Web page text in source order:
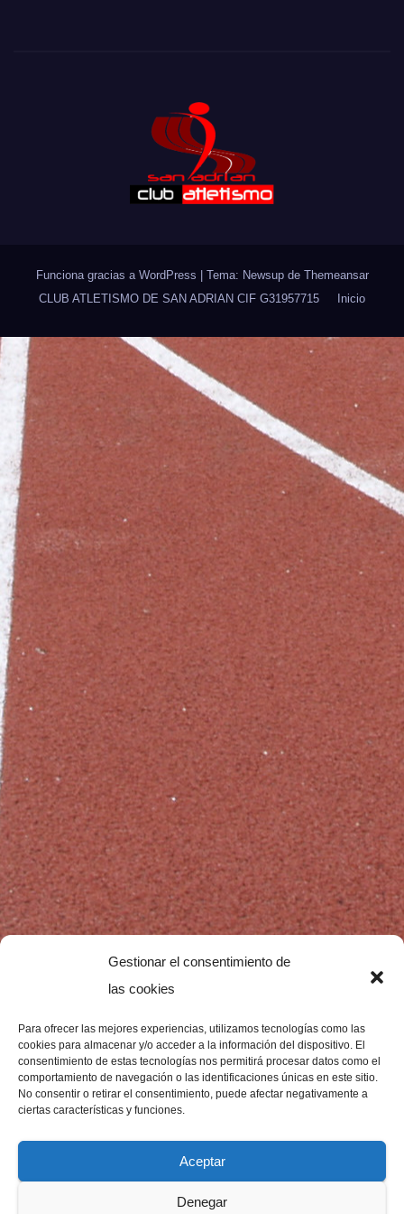
Gestionar el consentimiento de
las cookies
Para ofrecer las mejores experiencias, utilizamos tecnologías como las
cookies para almacenar y/o acceder a la información del dispositivo. El
consentimiento de estas tecnologías nos permitirá procesar datos como el
comportamiento de navegación o las identificaciones únicas en este sitio.
No consentir o retirar el consentimiento, puede afectar negativamente a
ciertas características y funciones.
Aceptar
Denegar
Funciona gracias a WordPress Tema: Newsup de Themeansar
CLUB ATLETISMO DE SAN ADRIAN CIF G31957715
Inicio